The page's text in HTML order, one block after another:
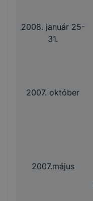
2008. január 25-
31.
2007. október
2007.május